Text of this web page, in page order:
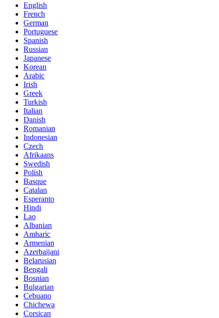
English
French
German
Portuguese
Spanish
Russian
Japanese
Korean
Arabic
Irish
Greek
Turkish
Italian
Danish
Romanian
Indonesian
Czech
Afrikaans
Swedish
Polish
Basque
Catalan
Esperanto
Hindi
Lao
Albanian
Amharic
Armenian
Azerbaijani
Belarusian
Bengali
Bosnian
Bulgarian
Cebuano
Chichewa
Corsican